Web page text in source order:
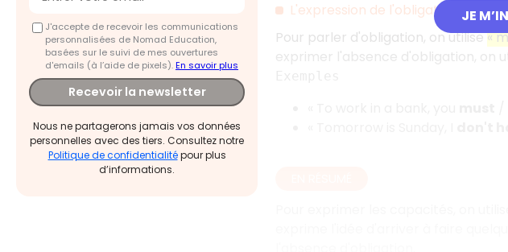
J'accepte de recevoir les communications
personnalisées de Nomad Education,
basées sur le suivi de mes ouvertures
d'emails (à l’aide de pixels).En savoir plus
Recevoir la newsletter
Nous ne partagerons jamais vos données
personnelles avec des tiers. Consultez notre
Politique de confidentialitépour plus
d’informations.
JE
L'expression de l'obligation
Pour parler d'obligation, on utilise«
exprimer l'absence d'obligation, on